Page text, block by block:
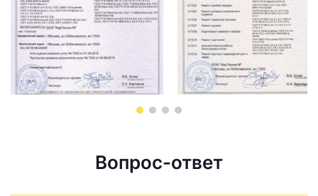
Вопрос-ответ